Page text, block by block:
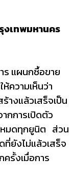
งเทพมหานคร
แผนกซื้อขาย
ความเห็นว่า
างแล้วเสร็จเป็น
กการเปิดตัว
หมดทุกยูนิต ส่วน
ที่ยังไม่แล้วเสร็จ
ครั้งเมื่อการ